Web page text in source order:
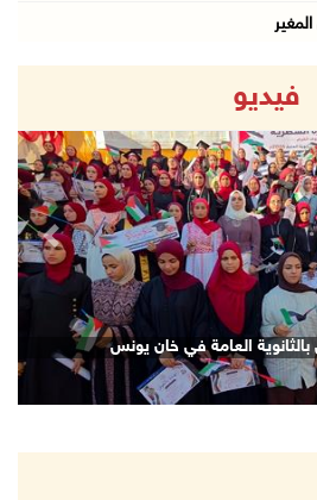
المخدرات الدولي ...
أميركيا على تطورا ...
اعتداء جيش الاحتلال ...
التعليم الوجاهي ...
رام الله ويشدد على د ...
فيديو
العامة في خان يونس